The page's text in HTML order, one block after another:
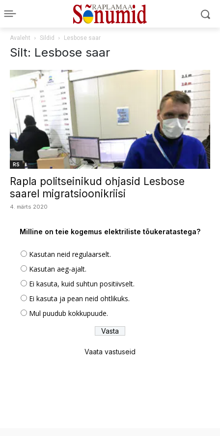
Avaleht Sildid Lesbose saar
Silt: Lesbose saar
RS
Rapla politseinikud ohjasid Lesbose
saarel migratsioonikriisi
4. märts 2020
Milline on teie kogemus elektriliste tõukeratastega?
Kasutan neid regulaarselt.
Kasutan aeg-ajalt.
Ei kasuta, kuid suhtun positiivselt.
Ei kasuta ja pean neid ohtlikuks.
Mul puudub kokkupuude.
Vaata vastuseid